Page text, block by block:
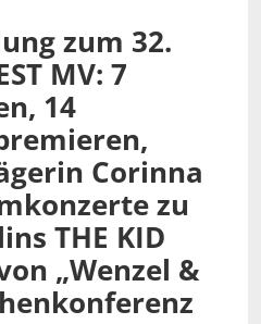
zum 32.
MV: 7
14
Corinna
zu
THE KID
„Wenzel &